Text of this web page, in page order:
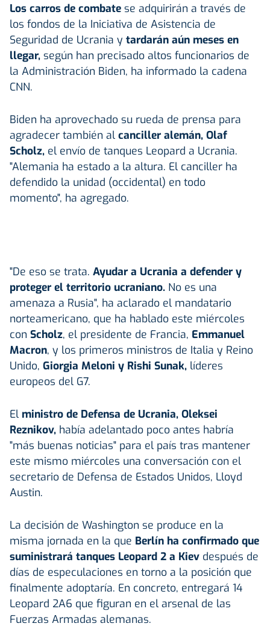
Los carros de combate se adquirirán a través de
los fondos de la Iniciativa de Asistencia de
Seguridad de Ucrania y tardarán aún meses en
llegar, según han precisado altos funcionarios de
la Administración Biden, ha informado la cadena
CNN.
Biden ha aprovechado su rueda de prensa para
agradecer también al canciller alemán, Olaf
Scholz, el envío de tanques Leopard a Ucrania.
"Alemania ha estado a la altura. El canciller ha
defendido la unidad (occidental) en todo
momento", ha agregado.
"De eso se trata. Ayudar a Ucrania a defender y
proteger el territorio ucraniano. No es una
amenaza a Rusia", ha aclarado el mandatario
norteamericano, que ha hablado este miércoles
con Scholz, el presidente de Francia, Emmanuel
Macron, y los primeros ministros de Italia y Reino
Unido, Giorgia Meloni y Rishi Sunak, líderes
europeos del G7.
El ministro de Defensa de Ucrania, Oleksei
Reznikov, había adelantado poco antes habría
"más buenas noticias" para el país tras mantener
este mismo miércoles una conversación con el
secretario de Defensa de Estados Unidos, Lloyd
Austin.
La decisión de Washington se produce en la
misma jornada en la que Berlín ha confirmado que
suministrará tanques Leopard 2 a Kiev después de
días de especulaciones en torno a la posición que
finalmente adoptaría. En concreto, entregará 14
Leopard 2A6 que figuran en el arsenal de las
Fuerzas Armadas alemanas.